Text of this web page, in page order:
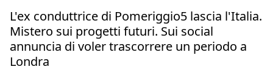
L'ex conduttrice di Pomeriggio5 lascia l'Italia.
Mistero sui progetti futuri. Sui social
annuncia di voler trascorrere un periodo a
Londra